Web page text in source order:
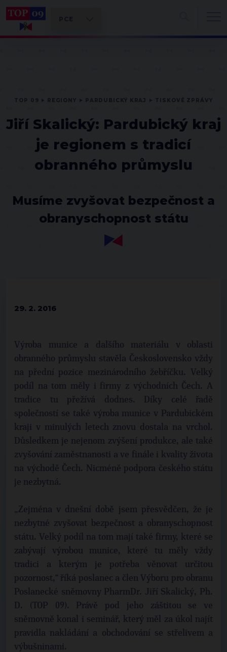
Jiří Skalický: Pardubický kraj
je regionem s tradicí
obranného průmyslu
Musíme zvyšovat bezpečnost a
obranyschopnost státu
29. 2. 2016
Výroba munice a dalšího materiálu v oblasti
obranného průmyslu stavěla Československo vždy
na přední pozice mezinárodního žebříčku. Velký
podíl na tom měly i firmy z východních Čech. A
tradice tu přežívá dodnes. Díky celé řadě
společností se také výroba munice v Pardubickém
kraji v minulých letech znovu dostala na vrchol.
Důsledkem je nejenom zvýšení produkce, ale také
zvyšování zaměstnanosti a ve finále i kvality života
na východě Čech. Nicméně podpora českého státu
je nezbytná.
„Zejména v dnešní době jsem přesvědčen, že je
nezbytné zvyšovat bezpečnost a obranyschopnost
státu. Velký podíl na tom mají také firmy, které se
zabývají výrobou munice, které tu měly vždy
tradici a kterým je potřeba věnovat určitou
pozornost,“ říká poslanec a člen Výboru pro obranu
Poslanecké sněmovny PharmDr. Jiří Skalický, Ph.
D. (TOP 09). Právě pod jeho záštitou se ve
sněmovně konal i seminář, který měl za úkol najít
pravidla nakládání a obchodování se střelivem a
výbušninami.